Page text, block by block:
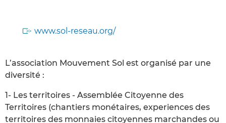
www.sol-reseau.org/
L’association Mouvement Sol est organisé par une
diversité :
1- Les territoires - Assemblée Citoyenne des
Territoires (chantiers monétaires, experiences des
territoires des monnaies citoyennes marchandes ou